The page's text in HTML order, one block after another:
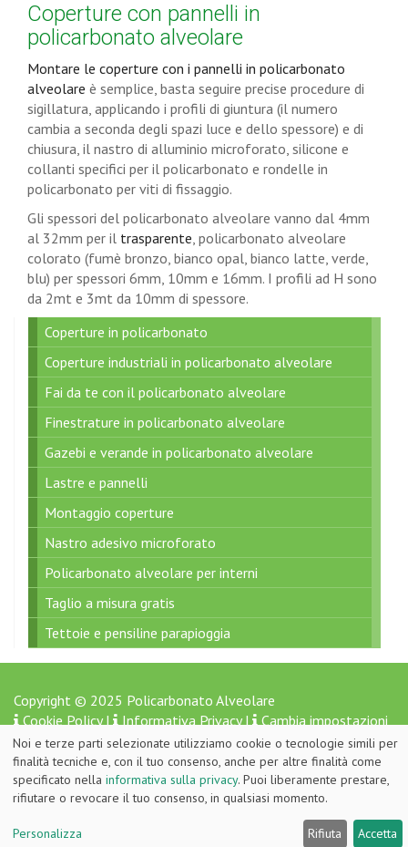
Coperture con pannelli in
policarbonato alveolare
Montare le coperture con i pannelli in policarbonato
alveolare è semplice, basta seguire precise procedure di
sigillatura, applicando i profili di giuntura (il numero
cambia a seconda degli spazi luce e dello spessore) e di
chiusura, il nastro di alluminio microforato, silicone e
collanti specifici per il policarbonato e rondelle in
policarbonato per viti di fissaggio.
Gli spessori del policarbonato alveolare vanno dal 4mm
al 32mm per il trasparente, policarbonato alveolare
colorato (fumè bronzo, bianco opal, bianco latte, verde,
blu) per spessori 6mm, 10mm e 16mm. I profili ad H sono
da 2mt e 3mt da 10mm di spessore.
Coperture in policarbonato
Coperture industriali in policarbonato alveolare
Fai da te con il policarbonato alveolare
Finestrature in policarbonato alveolare
Gazebi e verande in policarbonato alveolare
Lastre e pannelli
Montaggio coperture
Nastro adesivo microforato
Policarbonato alveolare per interni
Taglio a misura gratis
Tettoie e pensiline parapioggia
Copyright © 2025 Policarbonato Alveolare
Cookie Policy| Informativa Privacy| Cambia impostazioni
Privacy
WebDesign bybubuna.com
Noi e terze parti selezionate utilizziamo cookie o tecnologie simili per
finalità tecniche e, con il tuo consenso, anche per altre finalità come
specificato nella informativa sulla privacy. Puoi liberamente prestare,
rifiutare o revocare il tuo consenso, in qualsiasi momento.
Personalizza Rifiuta Accetta